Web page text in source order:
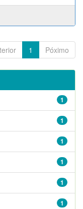
1 Póximo
1
1
1
1
1
1